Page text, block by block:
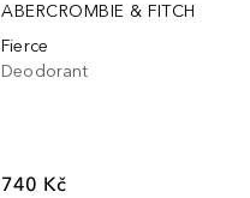
ABERCROMBIE & FITCH
Fierce
Deodorant
740 Kč